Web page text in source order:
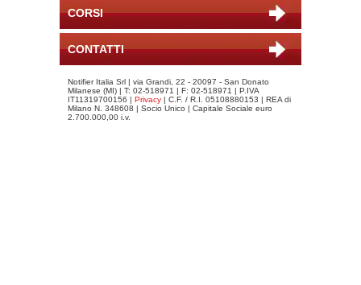
CORSI
CONTATTI
Notifier Italia Srl | via Grandi, 22 - 20097 - San Donato
Milanese (MI) | T: 02-518971 | F: 02-518971 | P.IVA
IT11319700156 | Privacy | C.F. / R.I. 05108880153 | REA di
Milano N. 348608 | Socio Unico | Capitale Sociale euro
2.700.000,00 i.v.